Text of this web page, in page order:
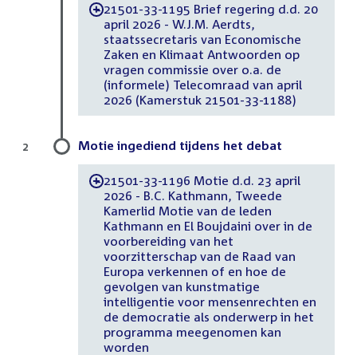
-21501-33-1195 Brief regering d.d. 20
april 2026 - W.J.M. Aerdts,
staatssecretaris van Economische
Zaken en Klimaat Antwoorden op
vragen commissie over o.a. de
(informele) Telecomraad van april
2026 (Kamerstuk 21501-33-1188)
Motie ingediend tijdens het debat
-21501-33-1196 Motie d.d. 23 april
2026 - B.C. Kathmann, Tweede
Kamerlid Motie van de leden
Kathmann en El Boujdaini over in de
voorbereiding van het
voorzitterschap van de Raad van
Europa verkennen of en hoe de
gevolgen van kunstmatige
intelligentie voor mensenrechten en
de democratie als onderwerp in het
programma meegenomen kan
worden
2